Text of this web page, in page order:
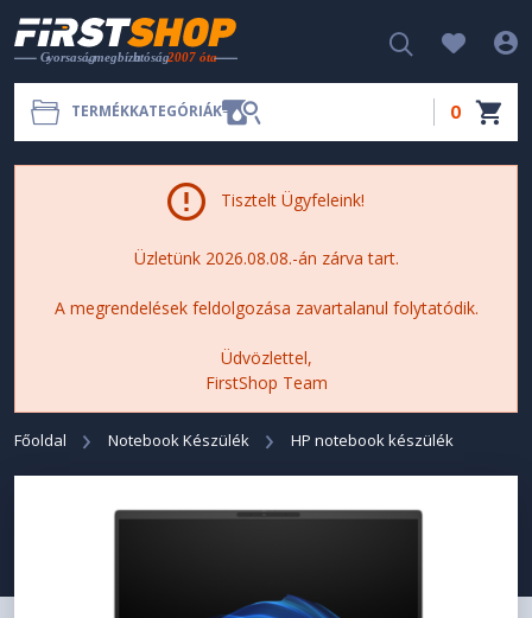
TERMÉKKATEGÓRIÁK 0
Tisztelt Ügyfeleink!
Üzletünk 2026.08.08.-án zárva tart.
A megrendelések feldolgozása zavartalanul folytatódik.
Üdvözlettel,
FirstShop Team
Főoldal Notebook Készülék HP notebook készülék